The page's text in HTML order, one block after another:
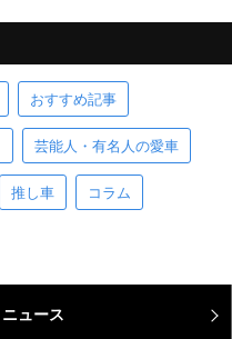
おすすめ記事
芸能人・有名人の愛車
推し車 コラム
ニュース